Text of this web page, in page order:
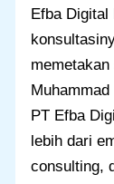
Efba
PT Efba
lebih dari
consulting,